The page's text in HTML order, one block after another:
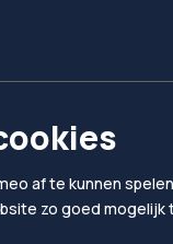
Privacy & Cookies
af te kunnen
zo goed